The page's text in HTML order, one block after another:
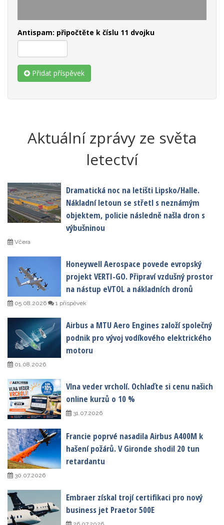
Antispam: připočtěte k číslu 11 dvojku
Přidat příspěvek
Aktuální zprávy ze světa
letectví
Dramatická noc na letišti Lipsko/Halle.
Nákladní letoun se střetl s neznámým
objektem, policie následně našla dron s
výbušninou
Včera
Honeywell Aerospace povede evropský
projekt VERTI-GO. Připraví vzdušný prostor
na nástup eVTOL a nákladních dronů
05.08.2026 1 příspěvek
Airbus a MTU Aero Engines založí společný
podnik pro vývoj vodíkového elektrického
motoru
01.08.2026
Vlna veder vrcholí. Ochlaďte si cenu našich
online kurzů o 10 %
31.07.2026
Francie poprvé nasadila Airbus A400M k
hašení požárů. V Gironde shodil 20 tun
retardantu
30.07.2026
Embraer získal trojí certifikaci pro nový
business jet Praetor 500E